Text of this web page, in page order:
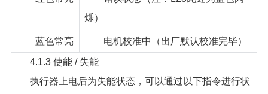
烁）
蓝色常亮 电机校准中（出厂默认校准完毕）
4.1.3 使能 / 失能
执行器上电后为失能状态，可以通过以下指令进行状